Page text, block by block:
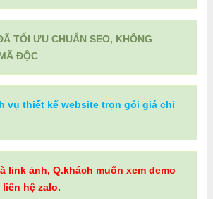
TỐI ƯU CHUẨN SEO, KHÔNG
ĐỘC
vụ thiết kế website trọn gói giá chỉ
link ảnh, Q.khách muốn xem demo
hệ zalo.